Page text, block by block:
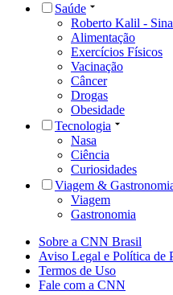
Saúde
Roberto Kalil -
Alimentação
Exercícios Físicos
Vacinação
Câncer
Drogas
Obesidade
Tecnologia
Nasa
Ciência
Curiosidades
Viagem &
Viagem
Gastronomia
Sobre a CNN Brasil
Aviso Legal e Política de
Termos de Uso
Fale com a CNN